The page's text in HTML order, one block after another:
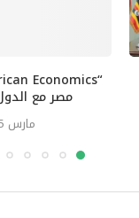
مصر مع
مارس 5, 2018